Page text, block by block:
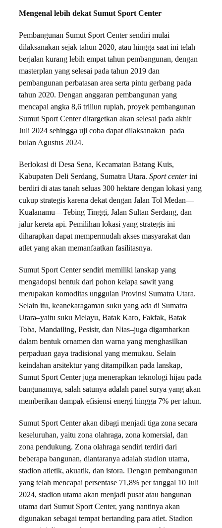
Mengenal lebih dekat Sumut Sport Center
Pembangunan Sumut Sport Center sendiri mulai
dilaksanakan sejak tahun 2020, atau hingga saat ini telah
berjalan kurang lebih empat tahun pembangunan, dengan
masterplan yang selesai pada tahun 2019 dan
pembangunan perbatasan area serta pintu gerbang pada
tahun 2020. Dengan anggaran pembangunan yang
mencapai angka 8,6 triliun rupiah, proyek pembangunan
Sumut Sport Center ditargetkan akan selesai pada akhir
Juli 2024 sehingga uji coba dapat dilaksanakan pada
bulan Agustus 2024.
Berlokasi di Desa Sena, Kecamatan Batang Kuis,
Kabupaten Deli Serdang, Sumatra Utara. Sport centerini
berdiri di atas tanah seluas 300 hektare dengan lokasi yang
cukup strategis karena dekat dengan Jalan Tol Medan—
Kualanamu—Tebing Tinggi, Jalan Sultan Serdang, dan
jalur kereta api. Pemilihan lokasi yang strategis ini
diharapkan dapat mempermudah akses masyarakat dan
atlet yang akan memanfaatkan fasilitasnya.
Sumut Sport Center sendiri memiliki lanskap yang
mengadopsi bentuk dari pohon kelapa sawit yang
merupakan komoditas unggulan Provinsi Sumatra Utara.
Selain itu, keanekaragaman suku yang ada di Sumatra
Utara–yaitu suku Melayu, Batak Karo, Fakfak, Batak
Toba, Mandailing, Pesisir, dan Nias–juga digambarkan
dalam bentuk ornamen dan warna yang menghasilkan
perpaduan gaya tradisional yang memukau. Selain
keindahan arsitektur yang ditampilkan pada lanskap,
Sumut Sport Center juga menerapkan teknologi hijau pada
bangunannya, salah satunya adalah panel surya yang akan
memberikan dampak efisiensi energi hingga 7% per tahun.
Sumut Sport Center akan dibagi menjadi tiga zona secara
keseluruhan, yaitu zona olahraga, zona komersial, dan
zona pendukung. Zona olahraga sendiri terdiri dari
beberapa bangunan, diantaranya adalah stadion utama,
stadion atletik, akuatik, dan istora. Dengan pembangunan
yang telah mencapai persentase 71,8% per tanggal 10 Juli
2024, stadion utama akan menjadi pusat atau bangunan
utama dari Sumut Sport Center, yang nantinya akan
digunakan sebagai tempat bertanding para atlet. Stadion